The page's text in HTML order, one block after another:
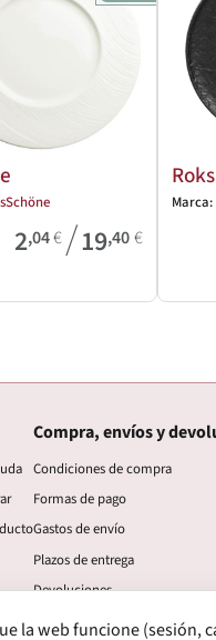
2,04€/19,40€
Roks
Marca:
Compra, envíos y
Condiciones de compra
Formas de pago
Gastos de envío
Plazos de entrega
Devoluciones
Garantía
la web funcione (sesión,